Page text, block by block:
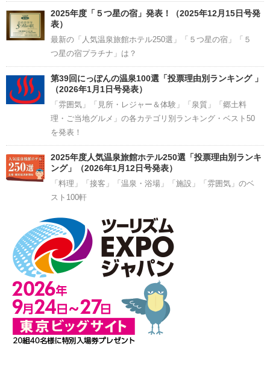
2025年度「５つ星の宿」発表！（2025年12月15日号発
表）
最新の「人気温泉旅館ホテル250選」「５つ星の宿」「５
つ星の宿プラチナ」は？
第39回にっぽんの温泉100選「投票理由別ランキング 」
（2026年1月1日号発表）
「雰囲気」「見所・レジャー＆体験」「泉質」「郷土料
理・ご当地グルメ」の各カテゴリ別ランキング・ベスト50
を発表！
2025年度人気温泉旅館ホテル250選「投票理由別ランキ
ング」（2026年1月12日号発表）
「料理」「接客」「温泉・浴場」「施設」「雰囲気」のベ
スト100軒